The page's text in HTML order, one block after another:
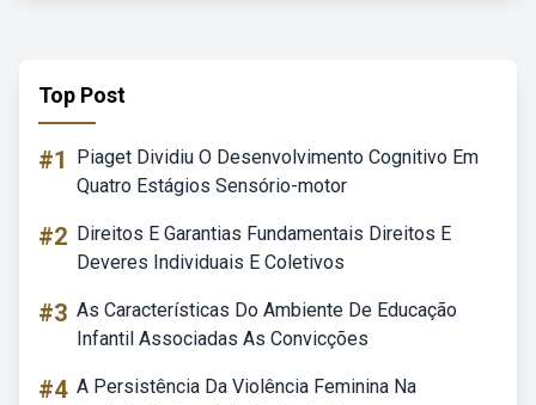
Top Post
#1
Piaget Dividiu O Desenvolvimento Cognitivo Em
Quatro Estágios Sensório-motor
#2 Direitos E Garantias Fundamentais Direitos E
Deveres Individuais E Coletivos
#3 As Características Do Ambiente De Educação
Infantil Associadas As Convicções
#4 A Persistência Da Violência Feminina Na